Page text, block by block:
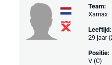
€ 29,99
Bekijk deal
€
Team:
Xamax
Leeftijd:
29 jaar
Positie:
V (C)